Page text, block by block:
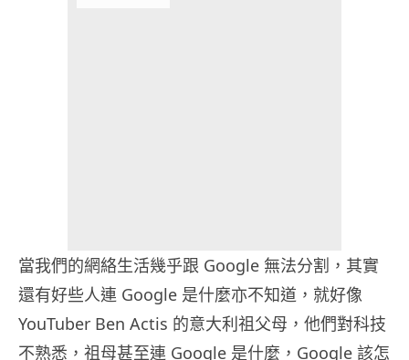
當我們的網絡生活幾乎跟 Google 無法分割，其實
還有好些人連 Google 是什麼亦不知道，就好像
YouTuber Ben Actis 的意大利祖父母，他們對科技
不熟悉，祖母甚至連 Google 是什麼，Google 該怎